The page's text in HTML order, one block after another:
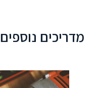
מדריכים נוספים